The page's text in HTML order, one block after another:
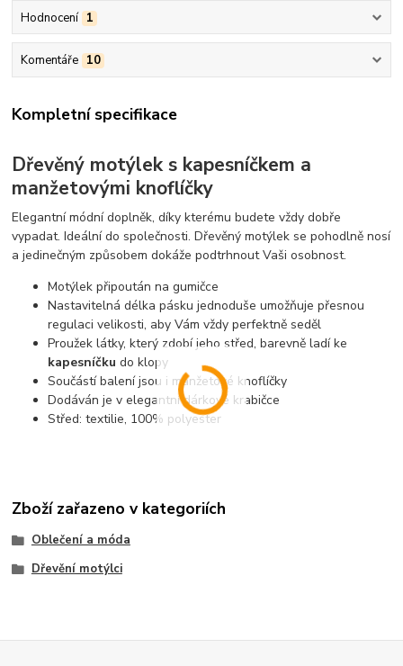
Hodnocení 1
Komentáře 10
Kompletní specifikace
Dřevěný motýlek s kapesníčkem a
manžetovými knoflíčky
Elegantní módní doplněk, díky kterému budete vždy dobře
vypadat. Ideální do společnosti. Dřevěný motýlek se pohodlně nosí
a jedinečným způsobem dokáže podtrhnout Vaši osobnost.
Motýlek připoután na gumičce
Nastavitelná délka pásku jednoduše umožňuje přesnou
regulaci velikosti, aby Vám vždy perfektně seděl
Proužek látky, který zdobí jeho střed, barevně ladí ke
kapesníčku do klopy
Součástí balení jsou i manžetové knoflíčky
Dodáván je v elegantní dárkové krabičce
Střed: textilie, 100% polyester
Zboží zařazeno v kategoriích
Oblečení a móda
Dřevění motýlci